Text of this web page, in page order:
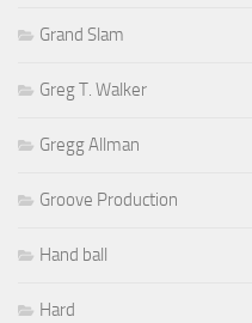
Grand Slam
Greg T. Walker
Gregg Allman
Groove Production
Hand ball
Hard